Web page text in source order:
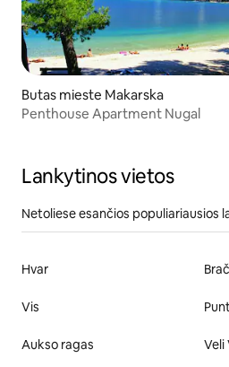
Butas mieste Makarska
Penthouse Apartment Nugal
Lankytinos vietos
Netoliese esančios populiariausios
Hvar
Vis
Aukso ragas Veli